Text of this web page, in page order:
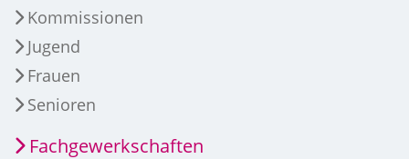
Kommissionen
Jugend
Frauen
Senioren
Fachgewerkschaften